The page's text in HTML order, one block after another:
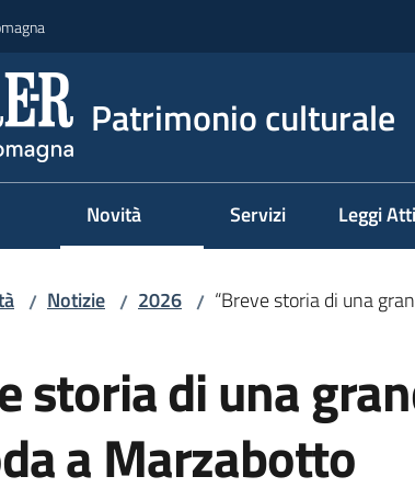
Patrimonio culturale
Novità Servizi Leggi
/ Notizie / 2026 / “Breve storia di una
storia di una
a Marzabotto